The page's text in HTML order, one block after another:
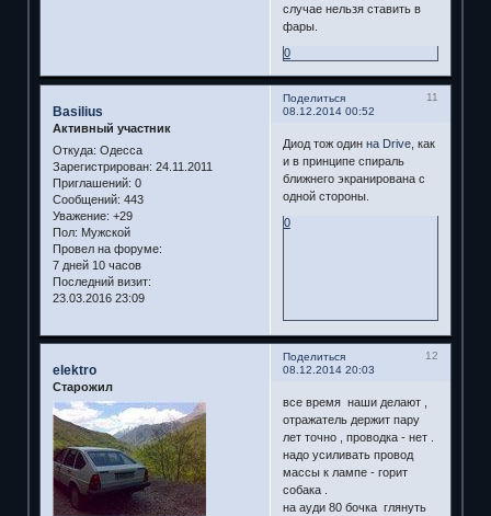
случае нельзя ставить в
фары.
0
Поделиться
11
08.12.2014 00:52
Basilius
Активный участник
Откуда: Одесса
Зарегистрирован: 24.11.2011
Приглашений: 0
Сообщений: 443
Уважение: +29
Пол: Мужской
Провел на форуме:
7 дней 10 часов
Последний визит:
23.03.2016 23:09
Диод тож один на Drive, как
и в принципе спираль
ближнего экранирована с
одной стороны.
0
Поделиться
12
08.12.2014 20:03
elektro
Старожил
все время наши делают ,
отражатель держит пару
лет точно , проводка - нет .
надо усиливать провод
массы к лампе - горит
собака .
на ауди 80 бочка глянуть